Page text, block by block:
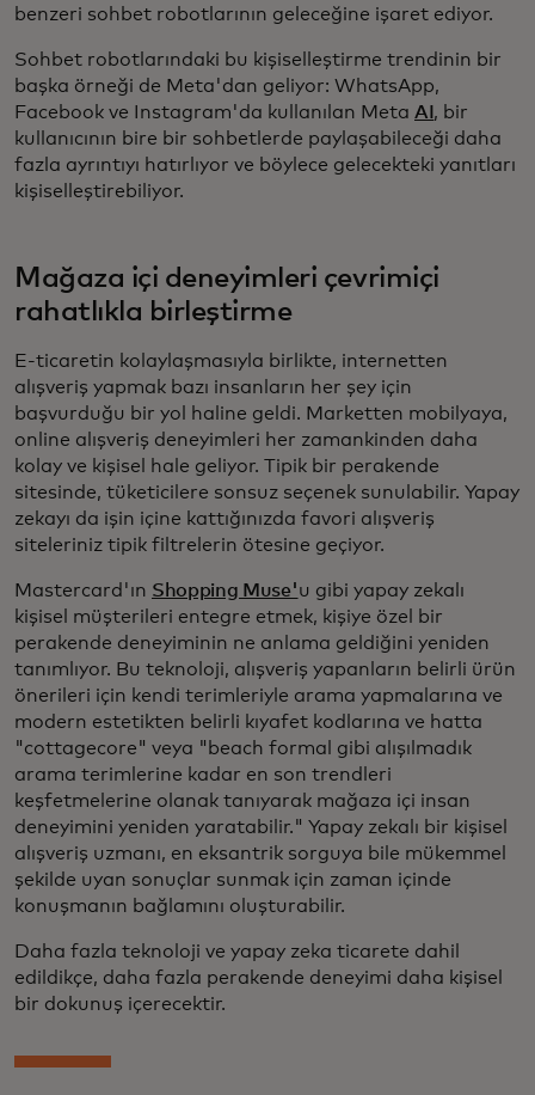
benzeri sohbet robotlarının geleceğine işaret ediyor.
Sohbet robotlarındaki bu kişiselleştirme trendinin bir
başka örneği de Meta'dan geliyor: WhatsApp,
Facebook ve Instagram'da kullanılan Meta AI , bir
kullanıcının bire bir sohbetlerde paylaşabileceği daha
fazla ayrıntıyı hatırlıyor ve böylece gelecekteki yanıtları
kişiselleştirebiliyor.
Mağaza içi deneyimleri çevrimiçi
rahatlıkla birleştirme
E-ticaretin kolaylaşmasıyla birlikte, internetten
alışveriş yapmak bazı insanların her şey için
başvurduğu bir yol haline geldi. Marketten mobilyaya,
online alışveriş deneyimleri her zamankinden daha
kolay ve kişisel hale geliyor. Tipik bir perakende
sitesinde, tüketicilere sonsuz seçenek sunulabilir. Yapay
zekayı da işin içine kattığınızda favori alışveriş
siteleriniz tipik filtrelerin ötesine geçiyor.
Mastercard'ın Shopping Muse'u gibi yapay zekalı
kişisel müşterileri entegre etmek, kişiye özel bir
perakende deneyiminin ne anlama geldiğini yeniden
tanımlıyor. Bu teknoloji, alışveriş yapanların belirli ürün
önerileri için kendi terimleriyle arama yapmalarına ve
modern estetikten belirli kıyafet kodlarına ve hatta
"cottagecore" veya "beach formal gibi alışılmadık
arama terimlerine kadar en son trendleri
keşfetmelerine olanak tanıyarak mağaza içi insan
deneyimini yeniden yaratabilir." Yapay zekalı bir kişisel
alışveriş uzmanı, en eksantrik sorguya bile mükemmel
şekilde uyan sonuçlar sunmak için zaman içinde
konuşmanın bağlamını oluşturabilir.
Daha fazla teknoloji ve yapay zeka ticarete dahil
edildikçe, daha fazla perakende deneyimi daha kişisel
bir dokunuş içerecektir.